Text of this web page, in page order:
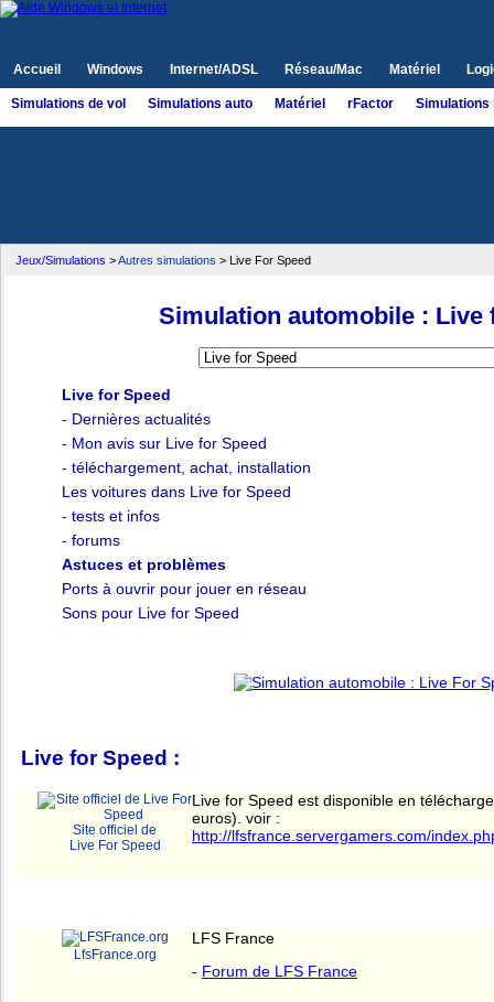
Accueil Windows Internet/ADSL Réseau/Mac Matériel
Simulations de vol Simulations auto Matériel rFactor Simulations
Jeux/Simulations >Autres simulations > Live For Speed
Simulation automobile : Live
Live for Speed
- Dernières actualités
- Mon avis sur Live for Speed
- téléchargement, achat, installation
Les voitures dans Live for Speed
- tests et infos
- forums
Astuces et problèmes
Ports à ouvrir pour jouer en réseau
Sons pour Live for Speed
Live for Speed :
Site officiel de
Live For Speed
Live for Speed est disponible en
euros). voir :
http://lfsfrance.servergamers.com/
LfsFrance.org
LFS France
- Forum de LFS France